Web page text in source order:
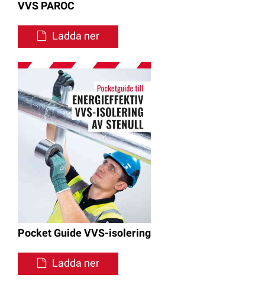
VVS PAROC
Ladda ner
Pocket Guide VVS-isolering
Ladda ner